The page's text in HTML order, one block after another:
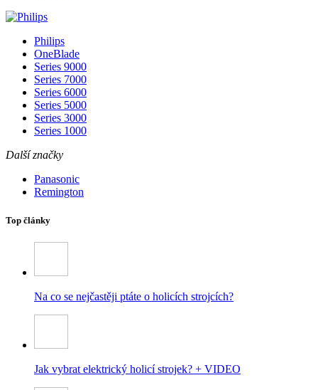
Philips
OneBlade
Series 9000
Series 7000
Series 6000
Series 5000
Series 3000
Series 1000
Další značky
Panasonic
Remington
Top články
Na co se nejčastěji ptáte o holicích strojcích?
Jak vybrat elektrický holicí strojek? + VIDEO